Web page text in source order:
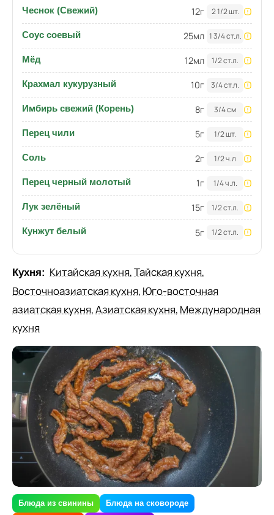
Чеснок (Свежий) 12г 2 1/2 шт.
Соус соевый 25мл 1 3/4 ст.л.
Мёд 12мл 1/2 ст.л.
Крахмал кукурузный 10г 3/4 ст.л.
Имбирь свежий (Корень) 8г 3/4 см
Перец чили 5г 1/2 шт.
Соль 2г 1/2 ч.л
Перец черный молотый 1г 1/4 ч.л.
Лук зелёный 15г 1/2 ст.л.
Кунжут белый 5г 1/2 ст.л.
Кухня: Китайская кухня,Тайская кухня,
Восточноазиатская кухня, Юго-восточная
азиатская кухня,Азиатская кухня, Международная
кухня
Блюда из свинины
Блюда на сковороде